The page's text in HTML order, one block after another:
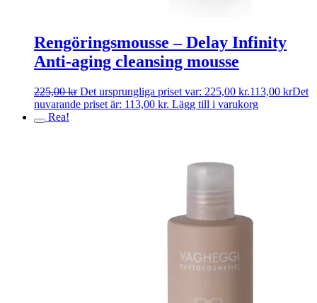
Rengöringsmousse – Delay Infinity
Anti-aging cleansing mousse
225,00kr Det ursprungliga priset var: 225,00 kr.113,00 krDet
nuvarande priset är: 113,00 kr. Lägg till i varukorg
Rea!